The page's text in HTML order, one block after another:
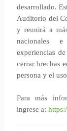
desarrollado.
Auditorio del
y reunirá a
nacionales e
experiencias
cerrar brechas
persona y el
Para más
ingrese a: